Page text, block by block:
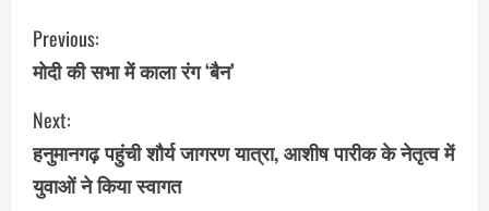
C
o
n
t
Previous:
मोदी की सभा में काला रंग ‘बैन’
Next:
हनुमानगढ़ पहुंची शौर्य जागरण यात्रा, आशीष पारीक के नेतृत्व में
युवाओं ने किया स्वागत